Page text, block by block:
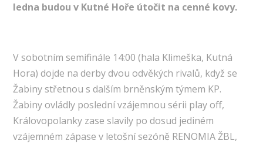
ledna budou v Kutné Hoře útočit na cenné kovy.
V sobotním semifinále 14:00 (hala Klimeška, Kutná
Hora) dojde na derby dvou odvěkých rivalů, když se
Žabiny střetnou s dalším brněnským týmem KP.
Žabiny ovládly poslední vzájemnou sérii play off,
Královopolanky zase slavily po dosud jediném
vzájemném zápase v letošní sezóně RENOMIA ŽBL,